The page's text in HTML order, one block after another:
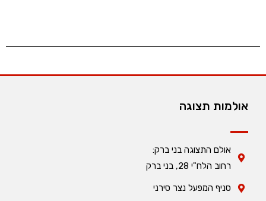
אולמות תצוגה
אולם התצוגה בני ברק:
רחוב הלח"י 28, בני ברק
סניף המפעל נצר סירני